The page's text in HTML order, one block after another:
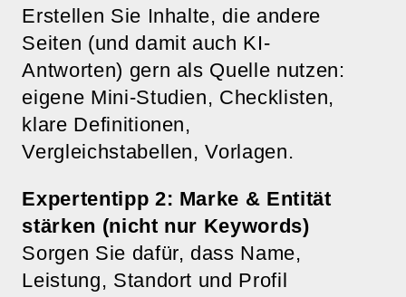
Erstellen Sie Inhalte, die andere
Seiten (und damit auch KI-
Antworten) gern als Quelle nutzen:
eigene Mini-Studien, Checklisten,
klare Definitionen,
Vergleichstabellen, Vorlagen.
Expertentipp 2: Marke & Entität
stärken (nicht nur Keywords)
Sorgen Sie dafür, dass Name,
Leistung, Standort und Profil